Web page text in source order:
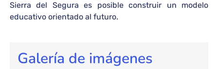
Sierra del Segura es posible construir un modelo
educativo orientado al futuro.
Galería de imágenes